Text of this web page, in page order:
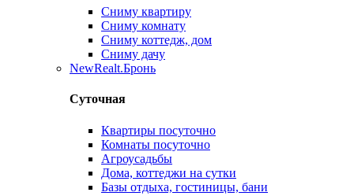
Сниму квартиру
Сниму комнату
Сниму коттедж, дом
Сниму дачу
NewRealt.Бронь
Суточная
Квартиры посуточно
Комнаты посуточно
Агроусадьбы
Дома, коттеджи на сутки
Базы отдыха, гостиницы, бани